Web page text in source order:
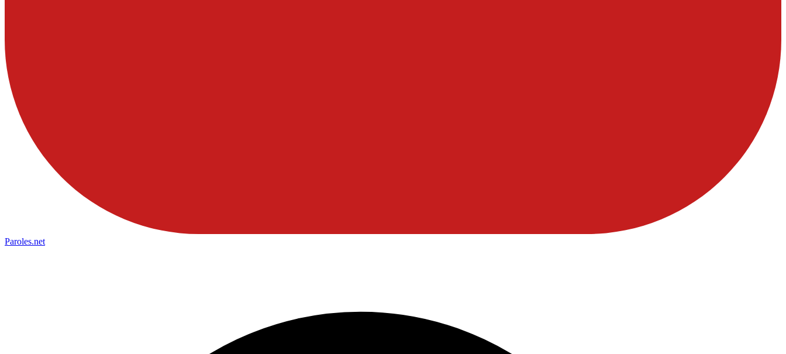
Paroles.net